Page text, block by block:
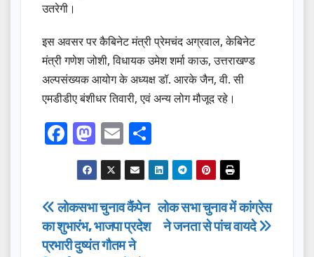
उतरेगी।
इस अवसर पर कैबिनेट मंत्री प्रेमचंद अग्रवाल, केबिनेट
मंत्री गणेश जोशी, विधायक उमेश शर्मा काऊ, उत्तराखण्ड
अल्पसंख्यक आयोग के अध्यक्ष डॉ. आरके जैन, वी. सी
एमडीडीए बंशीधर तिवारी, एवं अन्य लोग मौजूद रहे।
F
a
c
e
b
o
M
a
st
o
d
o
E
m
ail
h
ar
e
Post
navigation
लोक सभा चुनाव में कांग्रेस
ने जनता से पांच वायदे
लोकसभा चुनाव कैंपेन
का शुभारंभ, भाजपा प्रदेश
प्रभारी दुष्यंत गौतम ने